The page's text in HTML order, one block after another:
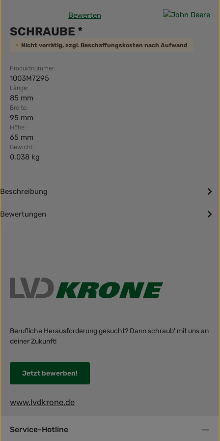
Durchschnittliche Bewertung von 0 von 5 Sternen
Bewerten
SCHRAUBE *
Nicht vorrätig, zzgl. Beschaffungskosten nach Aufwand
Produktnummer:
1003M7295
Länge:
85 mm
Breite:
95 mm
Höhe:
65 mm
Gewicht:
0.038 kg
Beschreibung
Bewertungen
Berufliche Herausforderung gesucht? Dann schraub' mit uns an
deiner Zukunft!
Jetzt bewerben!
www.lvdkrone.de
Service-Hotline